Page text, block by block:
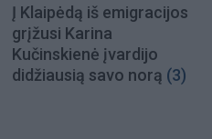
Į Klaipėdą iš emigracijos
grįžusi Karina
Kučinskienė įvardijo
didžiausią savo norą (3)